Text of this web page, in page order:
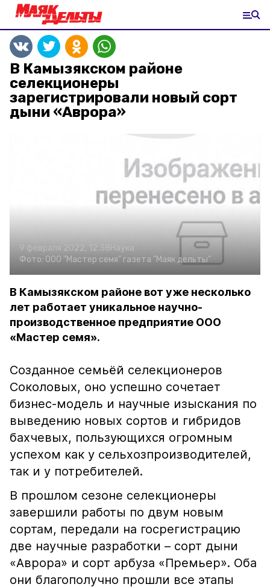
В Камызякском районе
селекционеры
зарегистрировали новый сорт
дыни «Аврора»
9 февраля 2022, 12:38Наука
Фото: ООО "Мастер семя" газета "Маяк дельты"
В Камызякском районе вот уже несколько
лет работает уникальное научно-
производственное предприятие ООО
«Мастер семя».
Созданное семьёй селекционеров
Соколовых, оно успешно сочетает
бизнес-модель и научные изыскания по
выведению новых сортов и гибридов
бахчевых, пользующихся огромным
успехом как у сельхозпроизводителей,
так и у потребителей.
В прошлом сезоне селекционеры
завершили работы по двум новым
сортам, передали на госрегистрацию
две научные разработки – сорт дыни
«Аврора» и сорт арбуза «Премьер». Оба
они благополучно прошли все этапы